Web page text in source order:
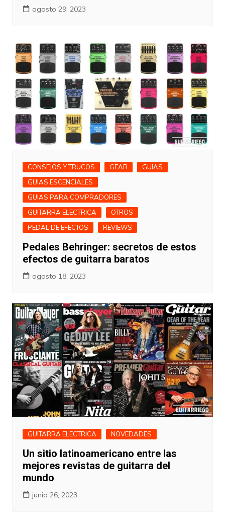
agosto 29, 2023
CONSEJOS Y TRUCOS GEAR
GUIAS
GUIAS ESCENCIALES
GUIAS PARA COMPRADORES
GUITARRA ELECTRICA
OTROS
PEDAL DE EFECTOS
REVIEWS
Pedales Behringer: secretos de estos
efectos de guitarra baratos
agosto 18, 2023
GUITARRA ELECTRICA NOVEDADES
Un sitio latinoamericano entre las
mejores revistas de guitarra del
mundo
junio 26, 2023